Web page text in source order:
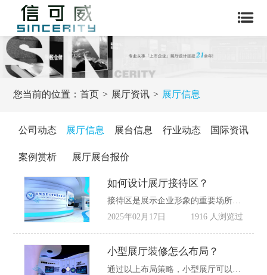
您当前的位置：首页 展厅资讯 展厅信息
公司动态 展厅信息 展台信息 行业动态 国际资讯
案例赏析 展厅展台报价
如何设计展厅接待区？
2025年02月17日
1916 人浏览过
小型展厅装修怎么布局？